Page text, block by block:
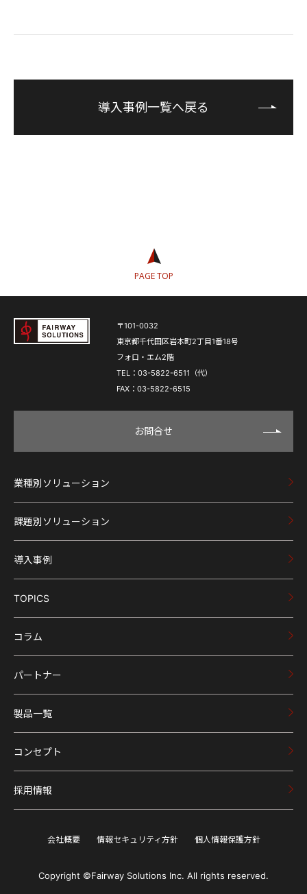
導入事例一覧へ戻る
PAGE TOP
〒101-0032
東京都千代田区岩本町2丁目1番18号
フォロ・エム2階
TEL：03-5822-6511（代）
FAX：03-5822-6515
お問合せ
業種別ソリューション
課題別ソリューション
導入事例
TOPICS
コラム
パートナー
製品一覧
コンセプト
採用情報
会社概要 情報セキュリティ方針 個人情報保護方針
Copyright ©Fairway Solutions Inc. All rights reserved.